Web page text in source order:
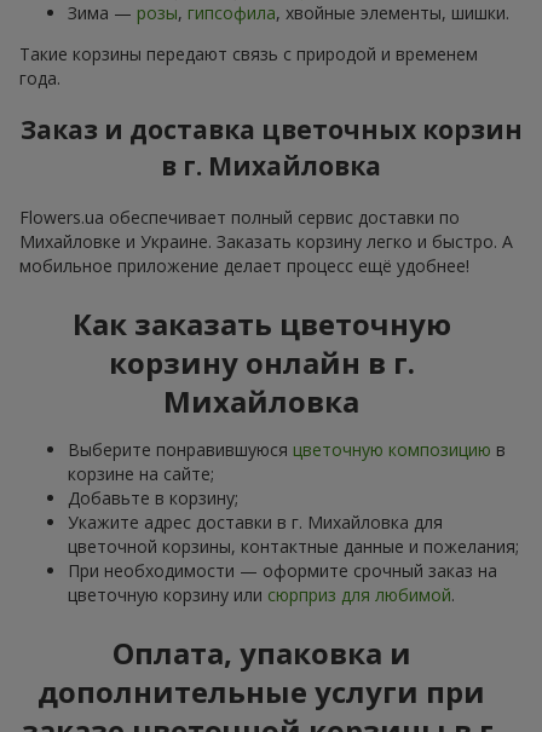
Зима — розы, гипсофила, хвойные элементы, шишки.
Такие корзины передают связь с природой и временем
года.
Заказ и доставка цветочных корзин
в г. Михайловка
Flowers.ua обеспечивает полный сервис доставки по
Михайловке и Украине. Заказать корзину легко и быстро. А
мобильное приложение делает процесс ещё удобнее!
Как заказать цветочную
корзину онлайн в г.
Михайловка
Выберите понравившуюся цветочную композицию в
корзине на сайте;
Добавьте в корзину;
Укажите адрес доставки в г. Михайловка для
цветочной корзины, контактные данные и пожелания;
При необходимости — оформите срочный заказ на
цветочную корзину или сюрприз для любимой.
Оплата, упаковка и
дополнительные услуги при